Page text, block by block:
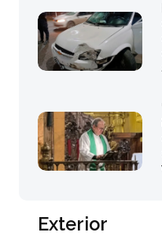
Exterior